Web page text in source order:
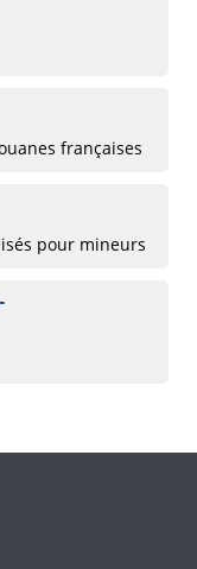
françaises
pour mineurs